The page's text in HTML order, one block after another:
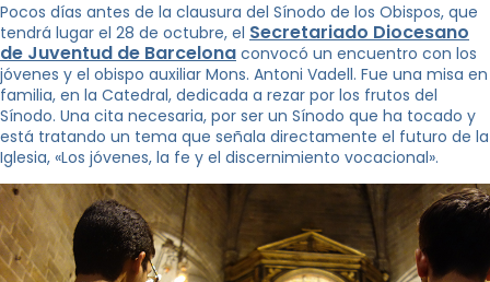
Pocos días antes de la clausura del Sínodo de los Obispos, que
tendrá lugar el 28 de octubre, el Secretariado Diocesano
de Juventud de Barcelona convocó un encuentro con los
jóvenes y el obispo auxiliar Mons. Antoni Vadell. Fue una misa en
familia, en la Catedral, dedicada a rezar por los frutos del
Sínodo. Una cita necesaria, por ser un Sínodo que ha tocado y
está tratando un tema que señala directamente el futuro de la
Iglesia, «Los jóvenes, la fe y el discernimiento vocacional».